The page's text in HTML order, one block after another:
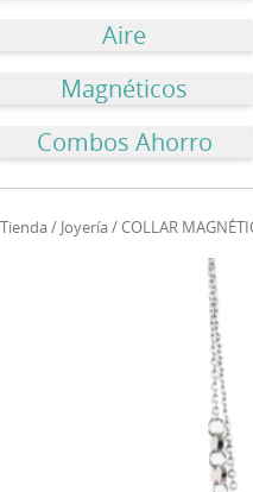
Aire
Magnéticos
Combos Ahorro
Tienda/ Joyería/ COLLAR